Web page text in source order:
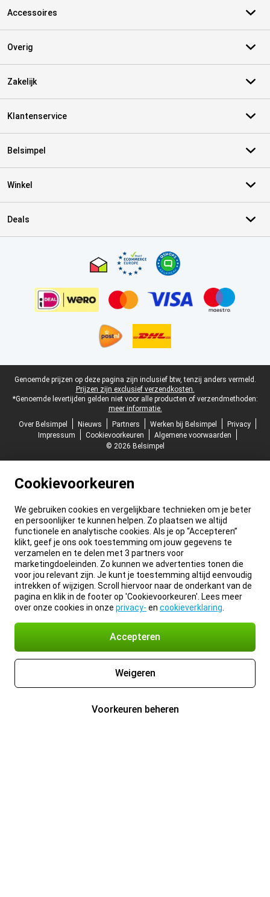
Accessoires
Overig
Zakelijk
Klantenservice
Belsimpel
Winkel
Deals
Juridische voettekst
Genoemde prijzen op deze pagina zijn inclusief btw, tenzij anders vermeld.
Prijzen zijn exclusief verzendkosten.
*Genoemde levertijden gelden niet voor alle producten of verzendmethoden:
meer informatie.
Over Belsimpel
Nieuws Partners Werken bij Belsimpel
Privacy
Impressum
Cookievoorkeuren
Algemene voorwaarden
© 2026 Belsimpel
Cookievoorkeuren
We gebruiken cookies en vergelijkbare technieken om je beter
en persoonlijker te kunnen helpen. Zo plaatsen we altijd
functionele en analytische cookies. Als je op “Accepteren”
klikt, geef je ons ook toestemming om jouw gegevens te
verzamelen en te delen met 3 partners voor
marketingdoeleinden. Zo kunnen we advertenties tonen die
voor jou relevant zijn. Je kunt je toestemming altijd eenvoudig
intrekken of wijzigen. Scroll hiervoor naar de onderkant van de
pagina en klik in de footer op 'Cookievoorkeuren'. Lees meer
over onze cookies in onze privacy- en cookieverklaring
Accepteren
Weigeren
Voorkeuren beheren